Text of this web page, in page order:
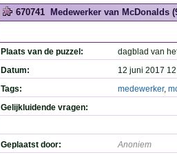
670741 Medewerker van McDonalds
Plaats van de puzzel:
dagblad van
Datum:
12 juni 2017
Tags:
medewerker,
Gelijkluidende vragen:
Geplaatst door: Anoniem